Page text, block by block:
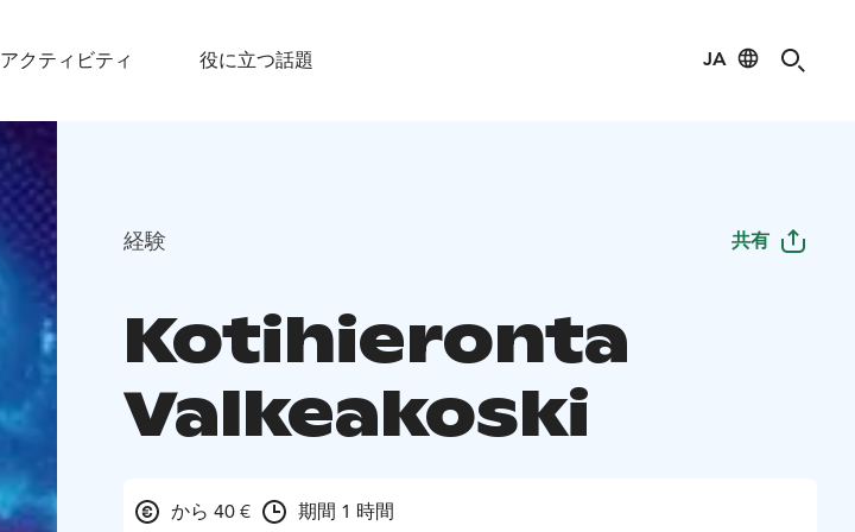
アクティビティ 役に立つ話題 JA
経験 共有
Kotihieronta
Valkeakoski
から 40 € 期間 1 時間